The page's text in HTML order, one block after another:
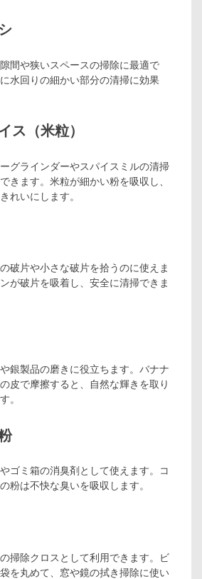
間や狭いスペースの掃除に最適で
水回りの細かい部分の清掃に効果
ス（米粒）
グラインダーやスパイスミルの清掃
きます。米粒が細かい粉を吸収し、
れいにします。
破片や小さな破片を拾うのに使えま
が破片を吸着し、安全に清掃できま
銀製品の磨きに役立ちます。バナナ
皮で摩擦すると、自然な輝きを取り
。
ゴミ箱の消臭剤として使えます。コ
粉は不快な臭いを吸収します。
掃除クロスとして利用できます。ビ
を丸めて、窓や鏡の拭き掃除に使い